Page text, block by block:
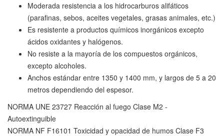
Moderada resistencia a los hidrocarburos alifáticos
(parafinas, sebos, aceites vegetales, grasas animales, etc.)
Es resistente a productos químicos inorgánicos excepto
ácidos oxidantes y halógenos.
No resiste a la mayoría de los compuestos orgánicos,
excepto alcoholes.
Anchos estándar entre 1350 y 1400 mm, y largos de 5 a 20
metros dependiendo del espesor.
NORMA UNE 23727 Reacción al fuego Clase M2 -
Autoextinguible
NORMA NF F16101 Toxicidad y opacidad de humos Clase F3